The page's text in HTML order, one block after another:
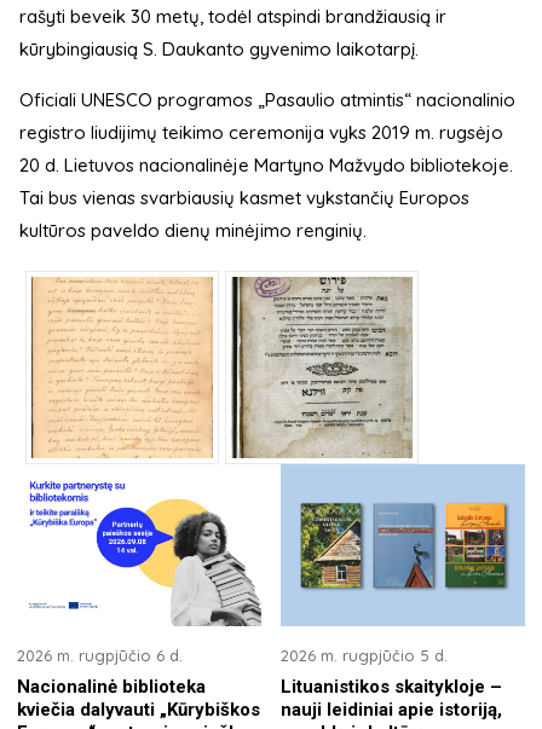
rašyti beveik 30 metų, todėl atspindi brandžiausią ir
kūrybingiausią S. Daukanto gyvenimo laikotarpį.
Oficiali UNESCO programos „Pasaulio atmintis“ nacionalinio
registro liudijimų teikimo ceremonija vyks 2019 m. rugsėjo
20 d. Lietuvos nacionalinėje Martyno Mažvydo bibliotekoje.
Tai bus vienas svarbiausių kasmet vykstančių Europos
kultūros paveldo dienų minėjimo renginių.
2026 m. rugpjūčio 6 d.
Nacionalinė biblioteka
kviečia dalyvauti „Kūrybiškos
2026 m. rugpjūčio 5 d.
Lituanistikos skaitykloje –
nauji leidiniai apie istoriją,